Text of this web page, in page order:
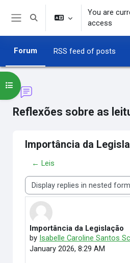
Skip to main content
Toggle search input
You are
access
Forum RSS feed of posts
Reflexões sobre as
Open course index
Importância da
← Leis
Display mode
Importância da Legislação
by Isabelle Caroline Santos
January 2026, 8:29 AM
Number of replies: 0